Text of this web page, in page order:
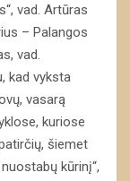
vad. Artūras
– Palangos
vad.
kad vyksta
vasarą
kuriose
šiemet
kūrinį“,